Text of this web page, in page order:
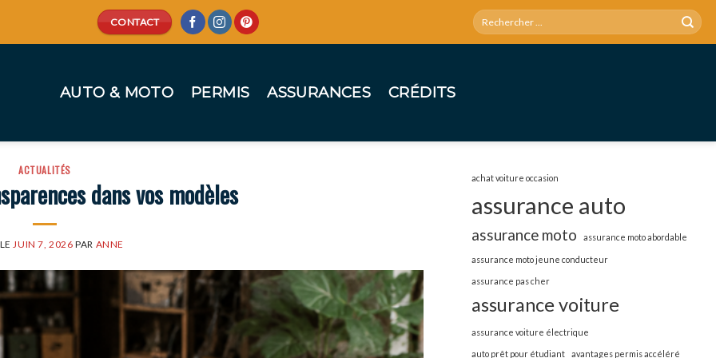
CONTACT
AUTO & MOTO PERMIS ASSURANCES CRÉDITS
ACTUALITÉS
dans vos modèles
JUIN 7, 2026 PAR ANNE
achat voiture occasion
assurance auto
assurance moto assurance moto abordable
assurance moto jeune conducteur
assurance pas cher
assurance voiture
assurance voiture électrique
auto prêt pour étudiant avantages permis accéléré